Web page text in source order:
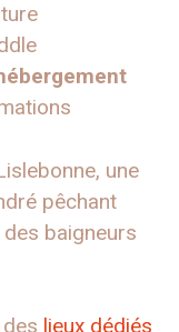
une
pêchant
baigneurs
lieux dédiés